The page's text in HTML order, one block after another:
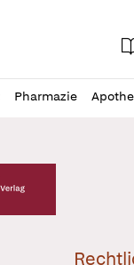
Pharmazie
Verlag Logo